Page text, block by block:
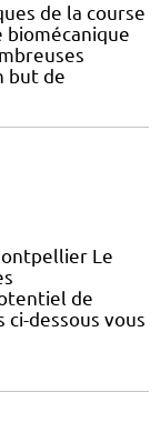
de la course
biomécanique
but de
Le
de
ci-dessous vous